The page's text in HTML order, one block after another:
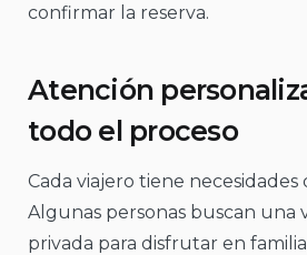
confirmar la reserva.
Atención
todo el proceso
Cada viajero tiene necesidades
Algunas personas buscan una
privada para disfrutar en